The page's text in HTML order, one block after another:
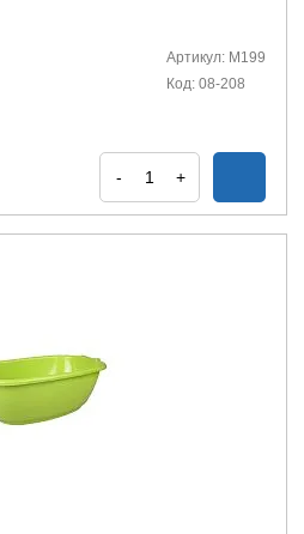
Артикул: М199
Код: 08-208
- +